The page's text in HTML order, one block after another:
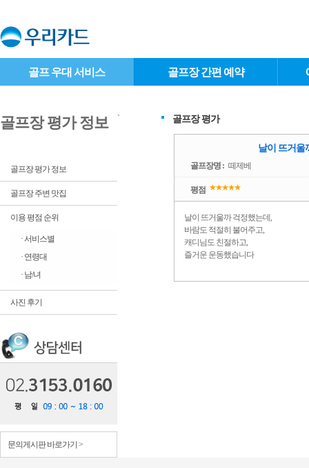
골프 우대 서비스 골프장 간편 예약
골프장 평가 정보
골프장 평가 정보
골프장 주변 맛집
이용 평점 순위
· 서비스별
· 연령대
· 남/녀
사진 후기
문의게시판 바로가기 >
` 골프장 평가
날이 뜨거울
골프장명 : 떼제베
평점
날이 뜨거울까 걱정했는데,
바람도 적절히 불어주고,
캐디님도 친절하고,
즐거운 운동했습니다